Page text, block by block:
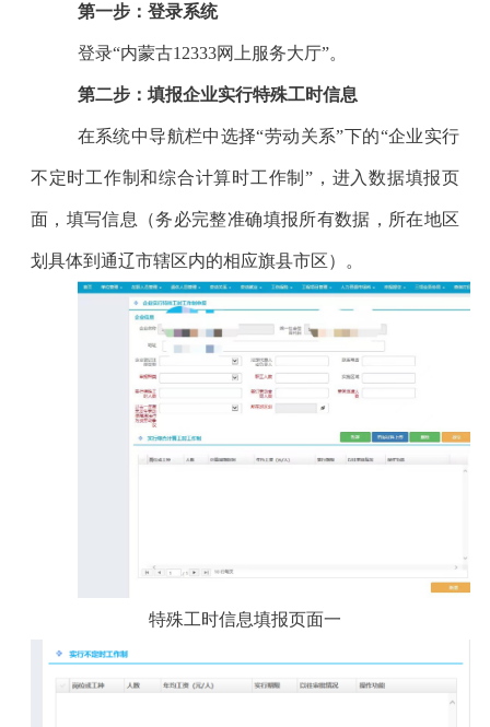
第一步：登录系统
登录“内蒙古12333网上服务大厅”。
第二步：填报企业实行特殊工时信息
在系统中导航栏中选择“劳动关系”下的“企业实行
不定时工作制和综合计算时工作制”，进入数据填报页
面，填写信息（务必完整准确填报所有数据 ，所在地区
划具体到通辽市辖区内的相应旗县市区）。
特殊工时信息填报页面一